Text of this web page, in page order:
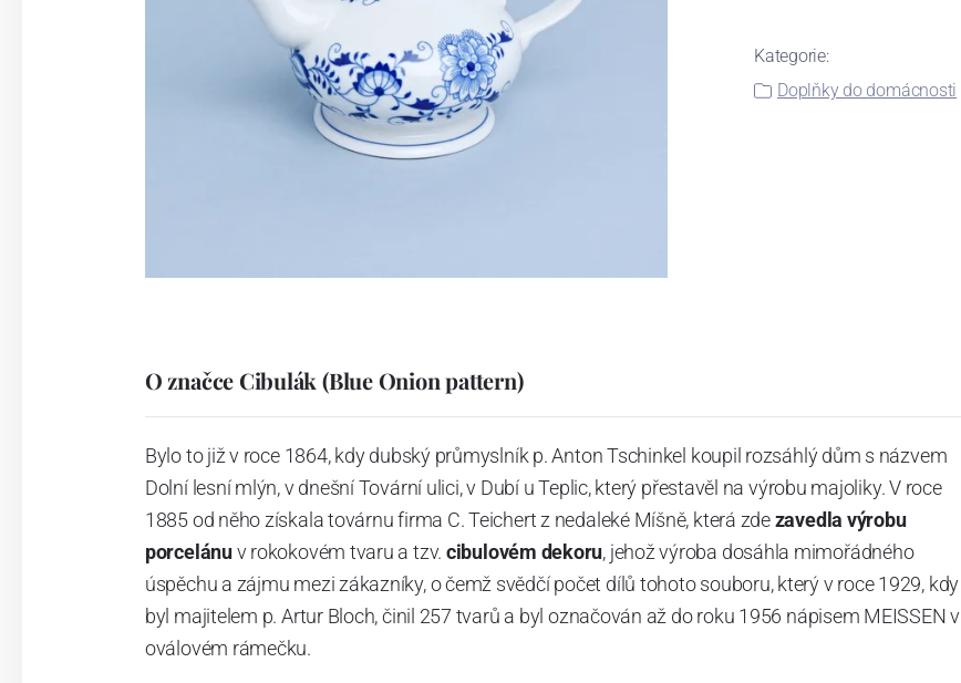
Kategorie:
Doplňky do domácnosti
O značce Cibulák (Blue Onion pattern)
Bylo to již v roce 1864, kdy dubský průmyslník p. Anton Tschinkel koupil rozsáhlý dům s názvem
Dolní lesní mlýn, v dnešní Tovární ulici, v Dubí u Teplic, který přestavěl na výrobu majoliky. V roce
1885 od něho získala továrnu firma C. Teichert z nedaleké Míšně, která zdezavedla výrobu
porcelánuv rokokovém tvaru a tzv. cibulovém dekoru, jehož výroba dosáhla mimořádného
úspěchu a zájmu mezi zákazníky, o čemž svědčí počet dílů tohoto souboru, který v roce 1929, kdy
byl majitelem p. Artur Bloch, činil 257 tvarů a byl označován až do roku 1956 nápisem MEISSEN v
oválovém rámečku.